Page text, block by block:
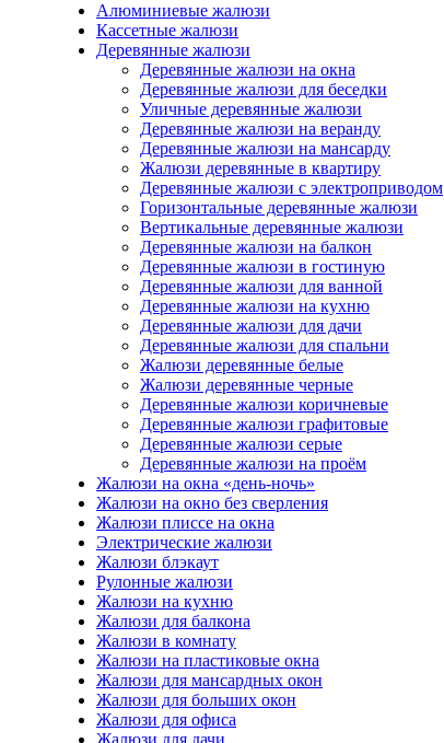
Алюминиевые жалюзи
Кассетные жалюзи
Деревянные жалюзи
Деревянные жалюзи на окна
Деревянные жалюзи для беседки
Уличные деревянные жалюзи
Деревянные жалюзи на веранду
Деревянные жалюзи на мансарду
Жалюзи деревянные в квартиру
Деревянные жалюзи с электроприводом
Горизонтальные деревянные жалюзи
Вертикальные деревянные жалюзи
Деревянные жалюзи на балкон
Деревянные жалюзи в гостиную
Деревянные жалюзи для ванной
Деревянные жалюзи на кухню
Деревянные жалюзи для дачи
Деревянные жалюзи для спальни
Жалюзи деревянные белые
Жалюзи деревянные черные
Деревянные жалюзи коричневые
Деревянные жалюзи графитовые
Деревянные жалюзи серые
Деревянные жалюзи на проём
Жалюзи на окна «день-ночь»
Жалюзи на окно без сверления
Жалюзи плиссе на окна
Электрические жалюзи
Жалюзи блэкаут
Рулонные жалюзи
Жалюзи на кухню
Жалюзи для балкона
Жалюзи в комнату
Жалюзи на пластиковые окна
Жалюзи для мансардных окон
Жалюзи для больших окон
Жалюзи для офиса
Жалюзи для дачи